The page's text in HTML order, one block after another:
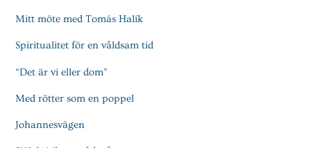
Mitt möte med Tomás Halík
Spiritualitet för en våldsam tid
“Det är vi eller dom”
Med rötter som en poppel
Johannesvägen